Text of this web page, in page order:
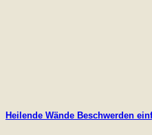
Heilende Wände Beschwerden